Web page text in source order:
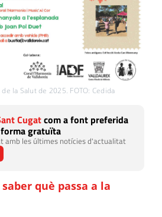
la Salut de 2025. FOTO: Cedida
Cugatcom a font preferida
gratuïta
amb les últimes notícies d'actualitat
què passa a la